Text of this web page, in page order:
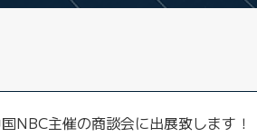
NBC主催の商談会に出展致します！